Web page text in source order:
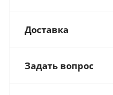
Доставка
Задать вопрос